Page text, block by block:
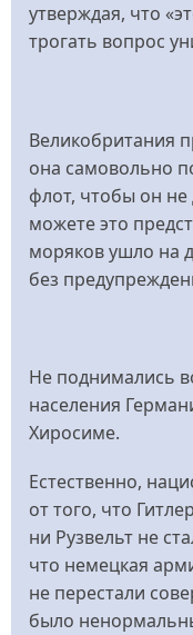
утверждая, что
трогать вопрос
Великобритания
она самовольно
флот, чтобы он
можете это
моряков ушло на
без
Не поднимались
населения
Хиросиме.
Естественно,
от того, что
ни Рузвельт не
что немецкая
не перестали
было